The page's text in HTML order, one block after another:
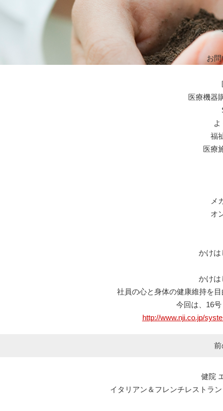
お
医療機器
福
医療
メ
オ
かけは
かけは
社員の心と身体の健康維持を
今回は、16
http://www.nji.co.jp/
前
健院
イタリアン＆フレンチレストラ